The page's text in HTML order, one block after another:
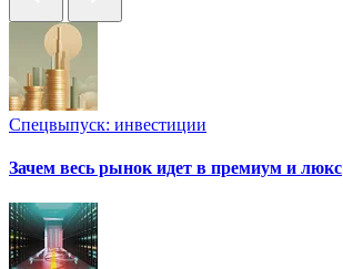
Спецвыпуск: инвестиции
Зачем весь рынок идет в премиум и люкс